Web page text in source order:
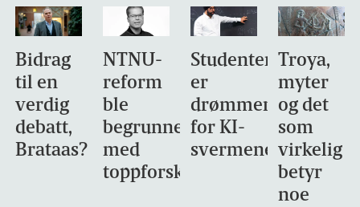
Bidrag
til en
verdig
debatt,
Brataas?
NTNU-
reform
ble
begrunnet
med
toppforskning
Studentene
er
drømmemålet
for KI-
svermene
Troya,
myter
og det
som
virkelig
betyr
noe